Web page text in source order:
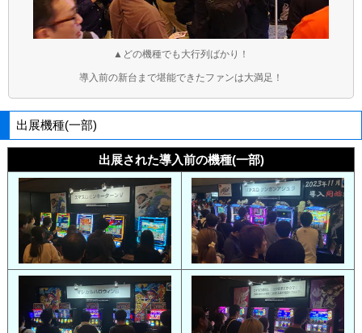
▲どの機種でも大行列ばかり！
導入前の新台まで堪能できたファンは大満足！
出展機種(一部)
出展された導入前の機種(一部)